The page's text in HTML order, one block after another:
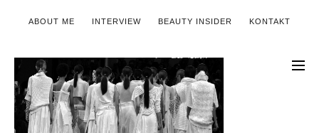
ABOUT ME INTERVIEW BEAUTY INSIDER KONTAKT